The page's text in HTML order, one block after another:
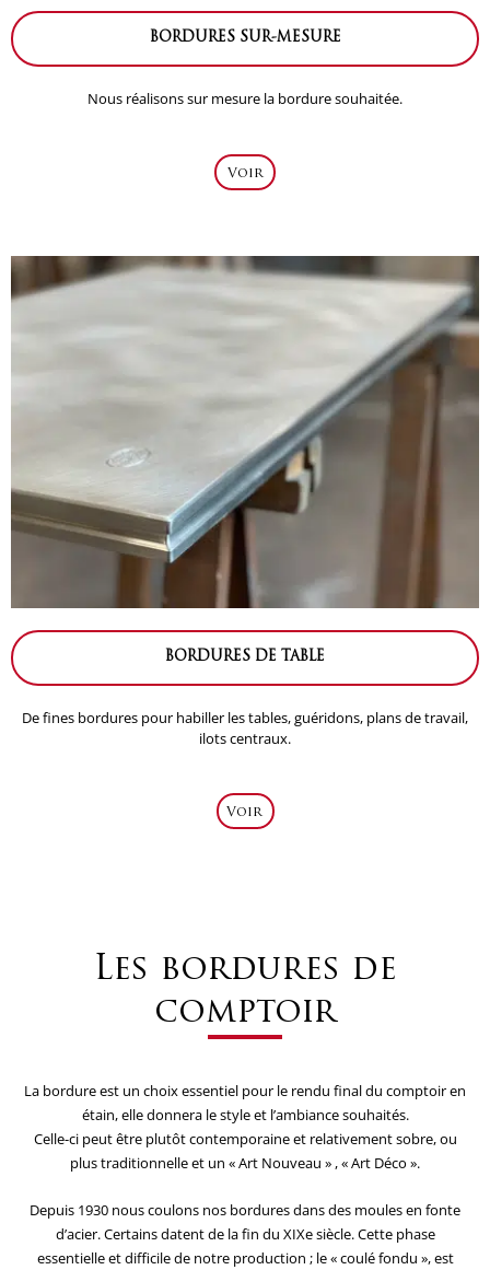
BORDURES SUR-MESURE
Nous réalisons sur mesure la bordure souhaitée.
Voir
BORDURES DE TABLE
De fines bordures pour habiller les tables, guéridons, plans de travail,
ilots centraux.
Voir
Les bordures de
comptoir
La bordure est un choix essentiel pour le rendu final du comptoir en
étain, elle donnera le style et l’ambiance souhaités.
Celle-ci peut être plutôt contemporaine et relativement sobre, ou
plus traditionnelle et un « Art Nouveau » , « Art Déco ».
Depuis 1930 nous coulons nos bordures dans des moules en fonte
d’acier. Certains datent de la fin du XIXe siècle. Cette phase
essentielle et difficile de notre production ; le « coulé fondu », est